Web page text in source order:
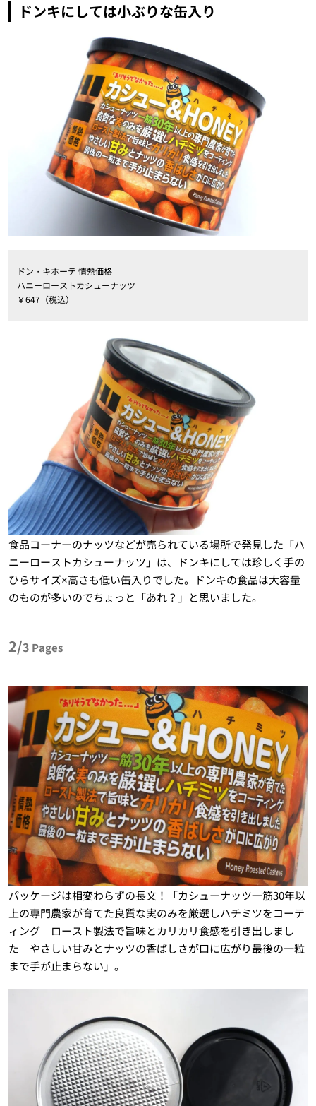
ドンキにしては小ぶりな缶入り
ドン・キホーテ 情熱価格
ハニーローストカシューナッツ
￥647（税込）
食品コーナーのナッツなどが売られている場所で発見した「ハ
ニーローストカシューナッツ」は、ドンキにしては珍しく手の
ひらサイズ×高さも低い缶入りでした。ドンキの食品は大容量
のものが多いのでちょっと「あれ？」と思いました。
2/3 Pages
パッケージは相変わらずの長文！「カシューナッツ一筋30年以
上の専門農家が育てた良質な実のみを厳選しハチミツをコーテ
ィング ロースト製法で旨味とカリカリ食感を引き出しまし
た やさしい甘みとナッツの香ばしさが口に広がり最後の一粒
まで手が止まらない」。